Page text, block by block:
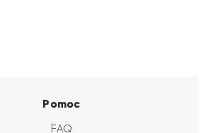
Pomoc
FAQ